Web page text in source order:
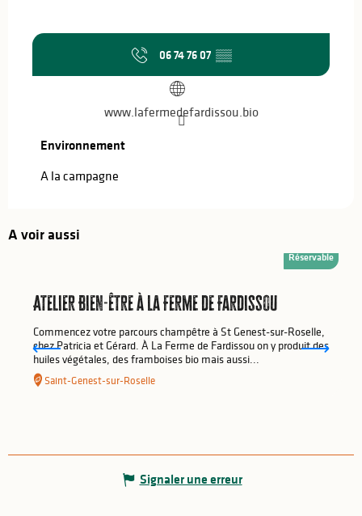
06 74 76 07 ▒▒
www.lafermedefardissou.bio
Environnement
Environnement
A la campagne
A voir aussi
Atelier Bien-être à La Ferme de Fardissou
Commencez votre parcours champêtre à St Genest-sur-Roselle,
chez Patricia et Gérard. À La Ferme de Fardissou on y produit des
huiles végétales, des framboises bio mais aussi...
Saint-Genest-sur-Roselle
Réservable
Signaler une erreur